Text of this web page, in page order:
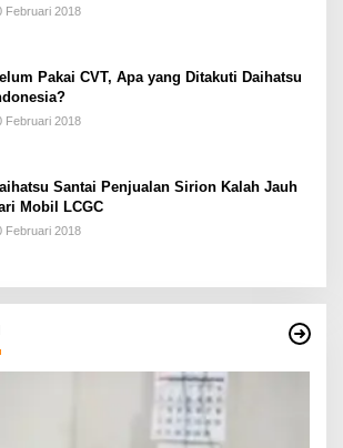
Februari 2018
Pakai CVT, Apa yang Ditakuti Daihatsu
Februari 2018
Santai Penjualan Sirion Kalah Jauh
Mobil LCGC
Februari 2018